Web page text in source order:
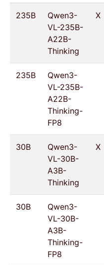
235B
Qwen3-
VL-235B-
A22B-
Thinking
X
235B
Qwen3-
VL-235B-
A22B-
Thinking-
FP8
30B
Qwen3-
VL-30B-
A3B-
Thinking
X
30B
Qwen3-
VL-30B-
A3B-
Thinking-
FP8